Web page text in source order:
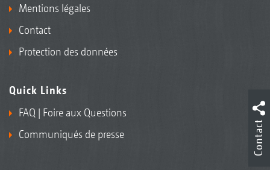
Mentions légales
Contact
Protection des données
Quick Links
FAQ | Foire aux Questions
Communiqués de presse
Contact